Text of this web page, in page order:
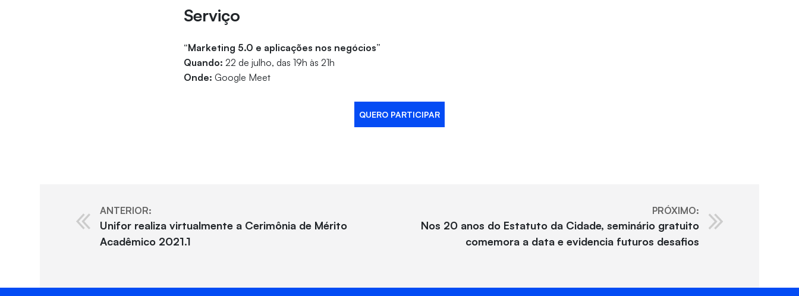
Serviço
“Marketing 5.0 e aplicações nos negócios”
Quando: 22 de julho, das 19h às 21h
Onde: Google Meet
QUERO PARTICIPAR
ANTERIOR:
Unifor realiza virtualmente a Cerimônia de Mérito
Acadêmico 2021.1
PRÓXIMO:
Nos 20 anos do Estatuto da Cidade, seminário gratuito
comemora a data e evidencia futuros desafios